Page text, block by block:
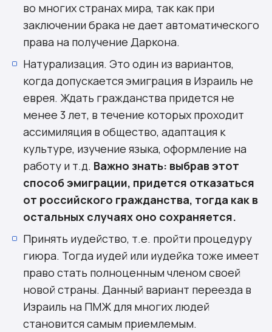
во многих странах мира, так как при
заключении брака не дает автоматического
права на получение Даркона.
Натурализация. Это один из вариантов,
когда допускается эмиграция в Израиль не
еврея. Ждать гражданства придется не
менее 3 лет, в течение которых проходит
ассимиляция в общество, адаптация к
культуре, изучение языка, оформление на
работу и т.д. Важно знать: выбрав этот
способ эмиграции, придется отказаться
от российского гражданства, тогда как в
остальных случаях оно сохраняется.
Принять иудейство, т.е. пройти процедуру
гиюра. Тогда иудей или иудейка тоже имеет
право стать полноценным членом своей
новой страны. Данный вариант переезда в
Израиль на ПМЖ для многих людей
становится самым приемлемым.